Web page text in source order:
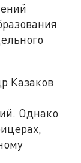
Казаков
Однако